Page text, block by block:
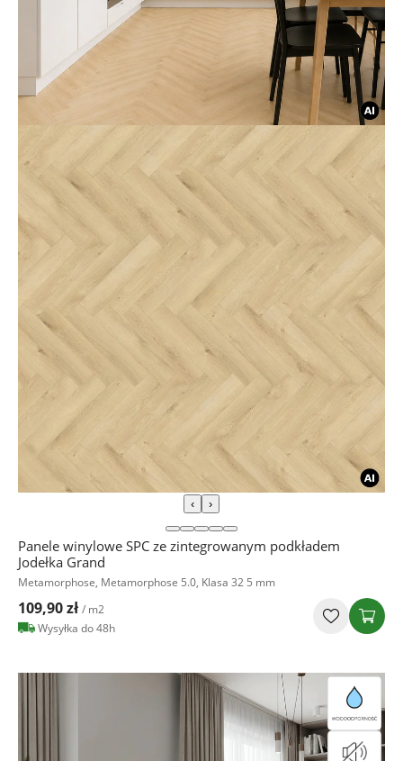
‹ ›
Panele winylowe SPC ze zintegrowanym podkładem
Jodełka Grand
Metamorphose, Metamorphose 5.0, Klasa 32 5 mm
109,90 zł / m2
Wysyłka do 48h